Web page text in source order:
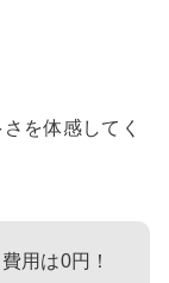
を体感してく
用は0円！